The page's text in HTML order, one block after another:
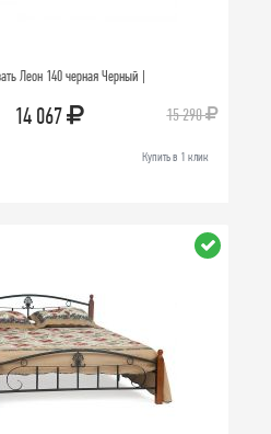
Леон 140 черная Черный |
14 067 15 290
Купить в 1 клик